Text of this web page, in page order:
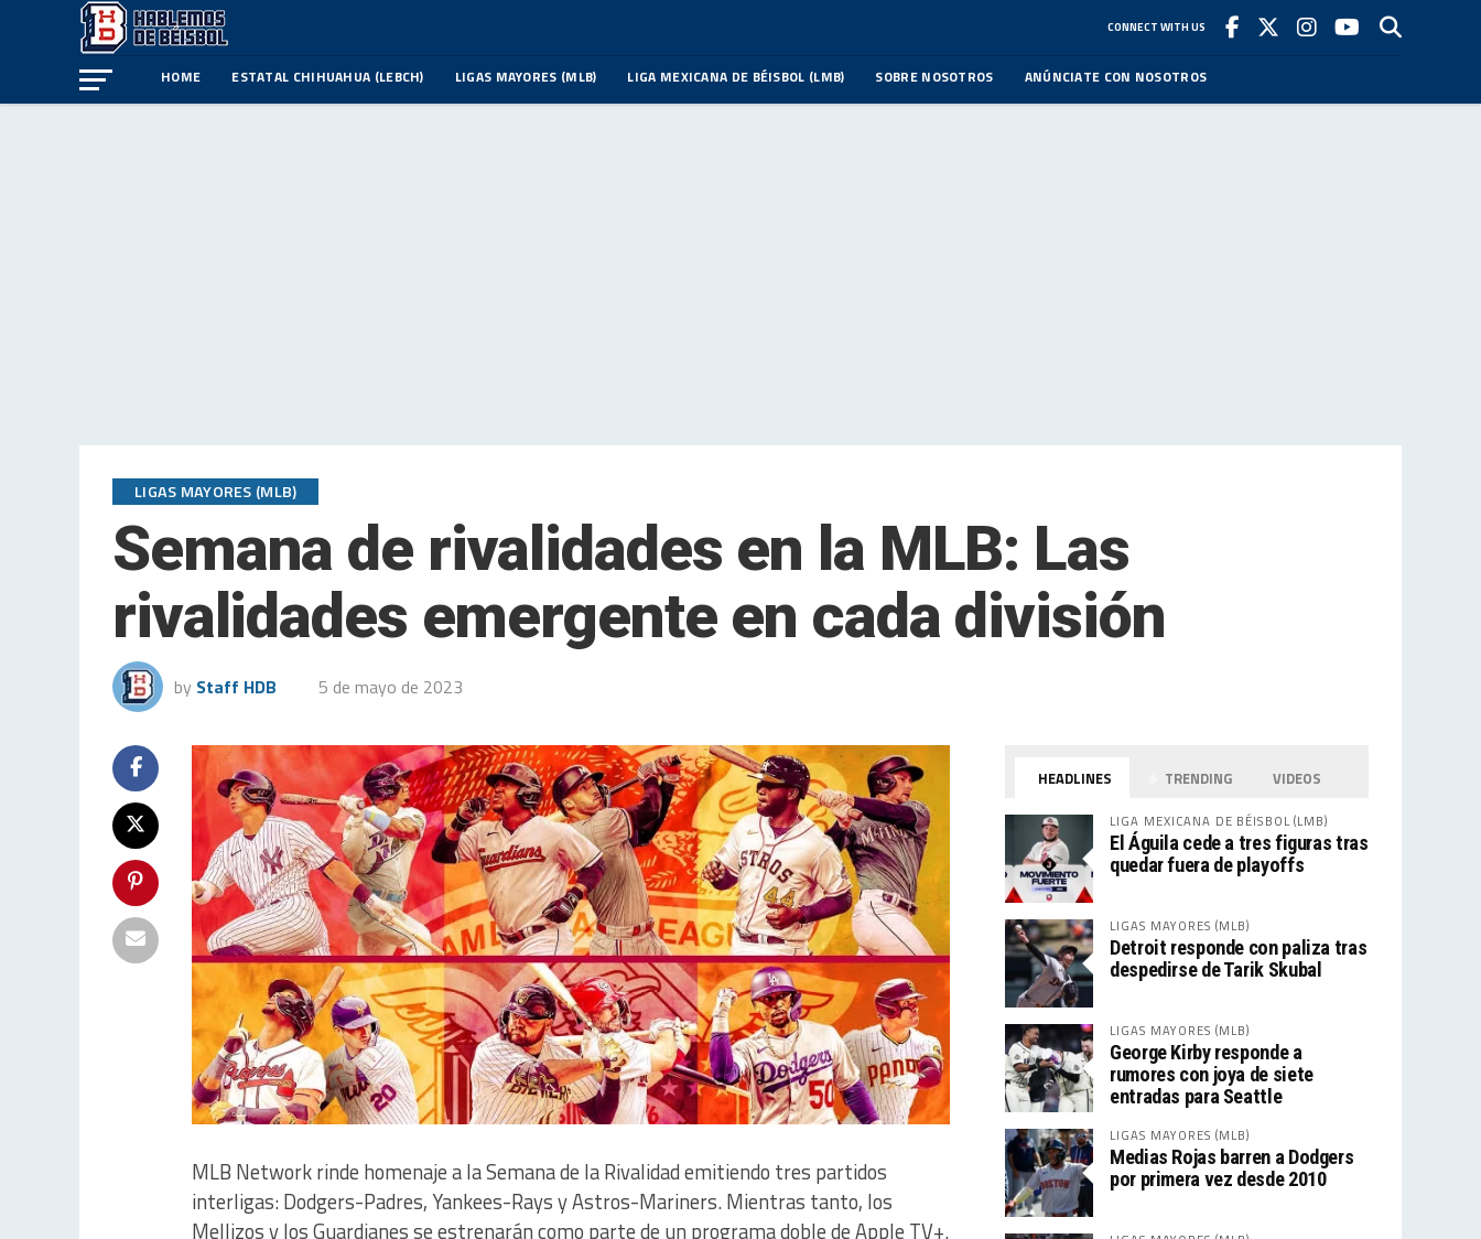
CONNECT WITH US
HOME ESTATAL CHIHUAHUA (LEBCH) LIGAS MAYORES (MLB) LIGA MEXICANA DE BÉISBOL (LMB) SOBRE NOSOTROS ANÚNCIATE CON NOSOTROS
LIGAS MAYORES (MLB)
Semana de rivalidades en la MLB: Las
rivalidades emergente en cada división
by Staff HDB 5 de mayo de 2023
MLB Network rinde homenaje a la Semana de la Rivalidad emitiendo tres partidos
interligas: Dodgers-Padres, Yankees-Rays y Astros-Mariners. Mientras tanto, los
Mellizos y los Guardianes se estrenarán como parte de un programa doble de Apple TV+.
HEADLINES TRENDING VIDEOS
LIGA MEXICANA DE BÉISBOL (LMB)
El Águila cede a tres figuras tras
quedar fuera de playoffs
LIGAS MAYORES (MLB)
Detroit responde con paliza tras
despedirse de Tarik Skubal
LIGAS MAYORES (MLB)
George Kirby responde a
rumores con joya de siete
entradas para Seattle
LIGAS MAYORES (MLB)
Medias Rojas barren a Dodgers
por primera vez desde 2010